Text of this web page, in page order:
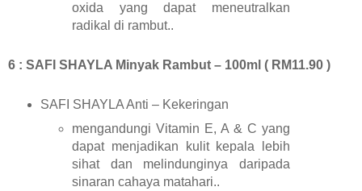
oxida yang dapat meneutralkan
radikal di rambut..
6 : SAFI SHAYLA Minyak Rambut – 100ml ( RM11.90 )
SAFI SHAYLA Anti – Kekeringan
mengandungi Vitamin E, A & C yang
dapat menjadikan kulit kepala lebih
sihat dan melindunginya daripada
sinaran cahaya matahari..